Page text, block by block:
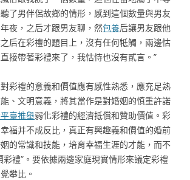
了男伴侶故鄉的情形，感到這個數量與男友
夜，之后才跟男友聊，然包養后讓男友跟他
后在彩禮的題目上，沒有任何牴觸，兩邊怙
接帶著彩禮來了，我怙恃也沒有貳言。”
彩禮的意義和價值應有感性熟悉，應充足熟
、文明意義，將其當作是對婚姻的慎重許諾
臺推舉弱化彩禮的經濟抵償和贊助價值。彩
福并不成反比，真正有興趣義和價值的婚前
的常識和技能，培育幸福生涯的才能，而不
彩禮”。要依據兩邊家庭現實情形來議定彩禮
攀比。